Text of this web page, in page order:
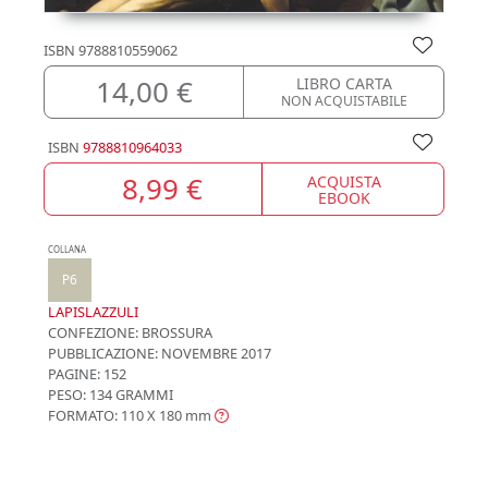
ISBN 9788810559062
14,00 € LIBRO CARTA
NON ACQUISTABILE
ISBN 9788810964033
8,99 € ACQUISTA
EBOOK
COLLANA
P6
LAPISLAZZULI
CONFEZIONE: BROSSURA
PUBBLICAZIONE: NOVEMBRE 2017
PAGINE: 152
PESO: 134 GRAMMI
FORMATO: 110 X 180 mm